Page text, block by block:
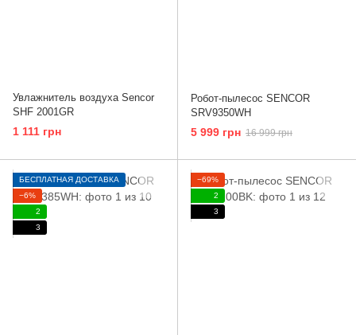
Увлажнитель воздуха Sencor
SHF 2001GR
1 111 грн
Робот-пылесос SENCOR
SRV9350WH
5 999 грн 16 999 грн
БЕСПЛАТНАЯ ДОСТАВКА
−6%
2
3
−69%
2
3